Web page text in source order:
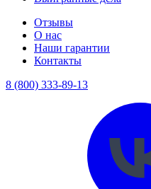
Отзывы
О нас
Наши гарантии
Контакты
8 (800) 333-89-13